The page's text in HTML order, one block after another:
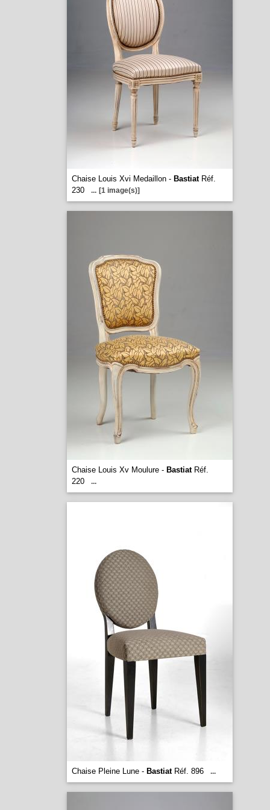
Chaise Louis Xvi Medaillon - BastiatRéf.
230
... [1 image(s)]
Chaise Louis Xv Moulure - BastiatRéf.
220
...
Chaise Pleine Lune - BastiatRéf. 896 ...